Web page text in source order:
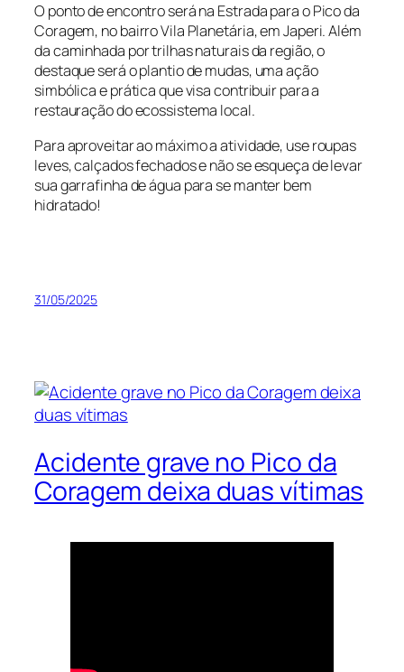
O ponto de encontro será na Estrada para o Pico da
Coragem, no bairro Vila Planetária, em Japeri. Além
da caminhada por trilhas naturais da região, o
destaque será o plantio de mudas, uma ação
simbólica e prática que visa contribuir para a
restauração do ecossistema local.
Para aproveitar ao máximo a atividade, use roupas
leves, calçados fechados e não se esqueça de levar
sua garrafinha de água para se manter bem
hidratado!
31/05/2025
Acidente grave no Pico da
Coragem deixa duas vítimas